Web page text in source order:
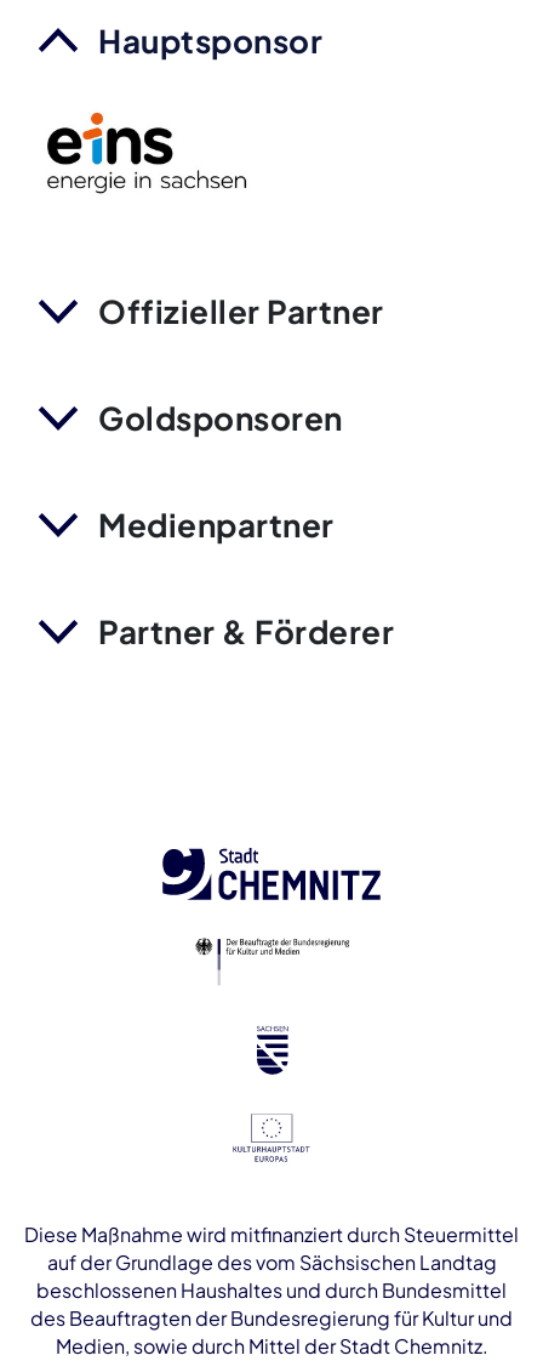
Hauptsponsor
Offizieller Partner
Goldsponsoren
Medienpartner
Partner & Förderer
Diese Maßnahme wird mitfinanziert durch Steuermittel
auf der Grundlage des vom Sächsischen Landtag
beschlossenen Haushaltes und durch Bundesmittel
des Beauftragten der Bundesregierung für Kultur und
Medien, sowie durch Mittel der Stadt Chemnitz.